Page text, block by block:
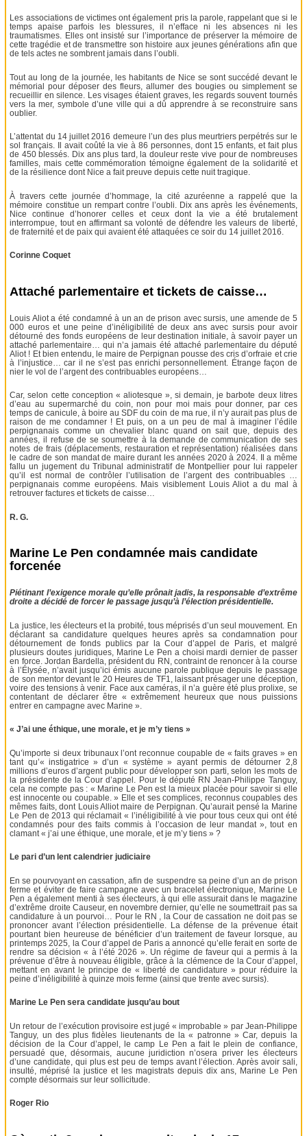
Les associations de victimes ont également pris la parole, rappelant que si le
temps apaise parfois les blessures, il n’efface ni les absences ni les
traumatismes. Elles ont insisté sur l’importance de préserver la mémoire de
cette tragédie et de transmettre son histoire aux jeunes générations afin que
de tels actes ne sombrent jamais dans l’oubli.
Tout au long de la journée, les habitants de Nice se sont succédé devant le
mémorial pour déposer des fleurs, allumer des bougies ou simplement se
recueillir en silence. Les visages étaient graves, les regards souvent tournés
vers la mer, symbole d’une ville qui a dû apprendre à se reconstruire sans
oublier.
L’attentat du 14 juillet 2016 demeure l’un des plus meurtriers perpétrés sur le
sol français. Il avait coûté la vie à 86 personnes, dont 15 enfants, et fait plus
de 450 blessés. Dix ans plus tard, la douleur reste vive pour de nombreuses
familles, mais cette commémoration témoigne également de la solidarité et
de la résilience dont Nice a fait preuve depuis cette nuit tragique.
À travers cette journée d’hommage, la cité azuréenne a rappelé que la
mémoire constitue un rempart contre l’oubli. Dix ans après les événements,
Nice continue d’honorer celles et ceux dont la vie a été brutalement
interrompue, tout en affirmant sa volonté de défendre les valeurs de liberté,
de fraternité et de paix qui avaient été attaquées ce soir du 14 juillet 2016.
Corinne Coquet
Attaché parlementaire et tickets de caisse…
Louis Aliot a été condamné à un an de prison avec sursis, une amende de 5
000 euros et une peine d’inéligibilité de deux ans avec sursis pour avoir
détourné des fonds européens de leur destination initiale, à savoir payer un
attaché parlementaire… qui n’a jamais été attaché parlementaire du député
Aliot ! Et bien entendu, le maire de Perpignan pousse des cris d’orfraie et crie
à l’injustice… car il ne s’est pas enrichi personnellement. Étrange façon de
nier le vol de l’argent des contribuables européens…
Car, selon cette conception « aliotesque », si demain, je barbote deux litres
d’eau au supermarché du coin, non pour moi mais pour donner, par ces
temps de canicule, à boire au SDF du coin de ma rue, il n’y aurait pas plus de
raison de me condamner ! Et puis, on a un peu de mal à imaginer l’édile
perpignanais comme un chevalier blanc quand on sait que, depuis des
années, il refuse de se soumettre à la demande de communication de ses
notes de frais (déplacements, restauration et représentation) réalisées dans
le cadre de son mandat de maire durant les années 2020 à 2024. Il a même
fallu un jugement du Tribunal administratif de Montpellier pour lui rappeler
qu’il est normal de contrôler l’utilisation de l’argent des contribuables …
perpignanais comme européens. Mais visiblement Louis Aliot a du mal à
retrouver factures et tickets de caisse…
R. G.
Marine Le Pen condamnée mais candidate
forcenée
Piétinant l’exigence morale qu’elle prônait jadis, la responsable d’extrême
droite a décidé de forcer le passage jusqu’à l’élection présidentielle.
La justice, les électeurs et la probité, tous méprisés d’un seul mouvement. En
déclarant sa candidature quelques heures après sa condamnation pour
détournement de fonds publics par la Cour d’appel de Paris, et malgré
plusieurs doutes juridiques, Marine Le Pen a choisi mardi dernier de passer
en force. Jordan Bardella, président du RN, contraint de renoncer à la course
à l’Élysée, n’avait jusqu’ici émis aucune parole publique depuis le passage
de son mentor devant le 20 Heures de TF1, laissant présager une déception,
voire des tensions à venir. Face aux caméras, il n’a guère été plus prolixe, se
contentant de déclarer être « extrêmement heureux que nous puissions
entrer en campagne avec Marine ».
« J’ai une éthique, une morale, et je m’y tiens »
Qu’importe si deux tribunaux l’ont reconnue coupable de « faits graves » en
tant qu’« instigatrice » d’un « système » ayant permis de détourner 2,8
millions d’euros d’argent public pour développer son parti, selon les mots de
la présidente de la Cour d’appel. Pour le député RN Jean-Philippe Tanguy,
cela ne compte pas : « Marine Le Pen est la mieux placée pour savoir si elle
est innocente ou coupable. » Elle et ses complices, reconnus coupables des
mêmes faits, dont Louis Alliot maire de Perpignan. Qu’aurait pensé la Marine
Le Pen de 2013 qui réclamait « l’inéligibilité à vie pour tous ceux qui ont été
condamnés pour des faits commis à l’occasion de leur mandat », tout en
clamant « j’ai une éthique, une morale, et je m’y tiens » ?
Le pari d’un lent calendrier judiciaire
En se pourvoyant en cassation, afin de suspendre sa peine d’un an de prison
ferme et éviter de faire campagne avec un bracelet électronique, Marine Le
Pen a également menti à ses électeurs, à qui elle assurait dans le magazine
d’extrême droite Causeur, en novembre dernier, qu’elle ne soumettrait pas sa
candidature à un pourvoi… Pour le RN , la Cour de cassation ne doit pas se
prononcer avant l’élection présidentielle. La défense de la prévenue était
pourtant bien heureuse de bénéficier d’un traitement de faveur lorsque, au
printemps 2025, la Cour d’appel de Paris a annoncé qu’elle ferait en sorte de
rendre sa décision « à l’été 2026 ». Un régime de faveur qui a permis à la
prévenue d’être à nouveau éligible, grâce à la clémence de la Cour d’appel,
mettant en avant le principe de « liberté de candidature » pour réduire la
peine d’inéligibilité à quinze mois ferme (ainsi que trente avec sursis).
Marine Le Pen sera candidate jusqu’au bout
Un retour de l’exécution provisoire est jugé « improbable » par Jean-Philippe
Tanguy, un des plus fidèles lieutenants de la « patronne » Car, depuis la
décision de la Cour d’appel, le camp Le Pen a fait le plein de confiance,
persuadé que, désormais, aucune juridiction n’osera priver les électeurs
d’une candidate, qui plus est peu de temps avant l’élection. Après avoir sali,
insulté, méprisé la justice et les magistrats depuis dix ans, Marine Le Pen
compte désormais sur leur sollicitude.
Roger Rio